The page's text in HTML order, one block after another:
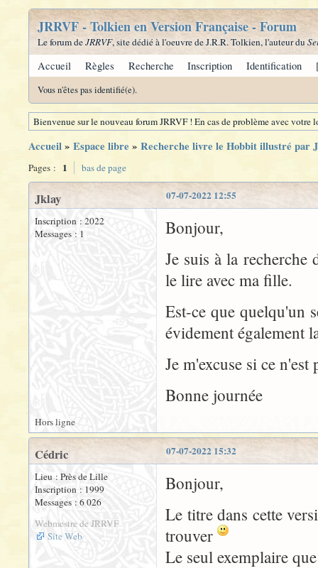
JRRVF - Tolkien en Version Française - Forum
Le forum deJRRVF, site dédié à l'oeuvre de J.R.R. Tolkien, l'auteur du
Accueil Règles Recherche Inscription Identification
Vous n'êtes pas identifié(e).
Bienvenue sur le nouveau forum JRRVF ! En cas de problème avec
Accueil» Espace libre » Recherche livre le Hobbit illustré par
Pages : 1 bas de page
07-07-2022 12:55
Jklay
Inscription : 2022
Messages : 1
Bonjour,
Je suis à la
le lire avec ma fille.
Est-ce que quelqu'un
évidement également
Je m'excuse si ce
Bonne journée
Hors ligne
07-07-2022 15:32
Cédric
Lieu : Près de Lille
Inscription : 1999
Messages : 6 026
Webmestre de JRRVF
Site Web
Bonjour,
Le titre dans cette
trouver
Le seul exemplaire